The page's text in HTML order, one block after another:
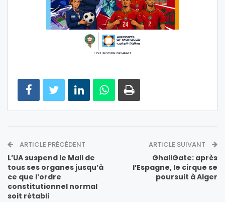
ARTICLE PRÉCÉDENT
L’UA suspend le Mali de
tous ses organes jusqu’à
ce que l’ordre
constitutionnel normal
soit rétabli
ARTICLE SUIVANT
GhaliGate: après
l’Espagne, le cirque se
poursuit à Alger